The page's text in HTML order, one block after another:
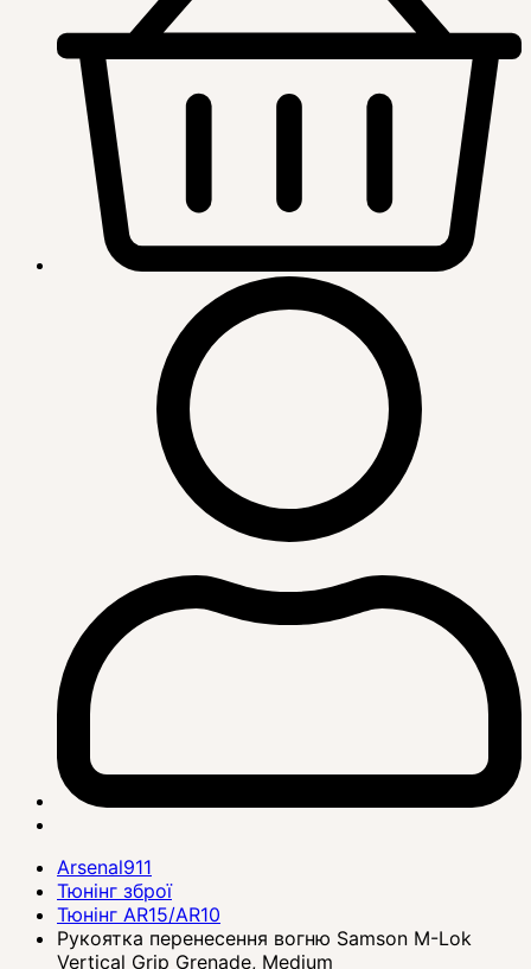
Arsenal911
Тюнінг зброї
Тюнінг AR15/AR10
Рукоятка перенесення вогню Samson M-Lok
Vertical Grip Grenade, Medium